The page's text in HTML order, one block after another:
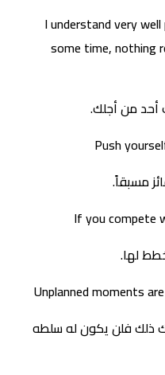
I understand very
some time, nothing
من أجلك.
Push
مسبقاً.
If you compete
لها.
Unplanned moments
ذلك فلن يكون له سلطه